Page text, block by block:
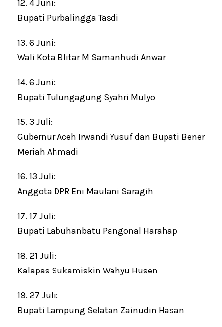
12. 4 Juni:
Bupati Purbalingga Tasdi
13. 6 Juni:
Wali Kota Blitar M Samanhudi Anwar
14. 6 Juni:
Bupati Tulungagung Syahri Mulyo
15. 3 Juli:
Gubernur Aceh Irwandi Yusuf dan Bupati Bener
Meriah Ahmadi
16. 13 Juli:
Anggota DPR Eni Maulani Saragih
17. 17 Juli:
Bupati Labuhanbatu Pangonal Harahap
18. 21 Juli:
Kalapas Sukamiskin Wahyu Husen
19. 27 Juli:
Bupati Lampung Selatan Zainudin Hasan